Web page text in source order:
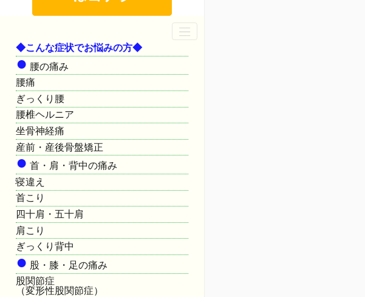
◆こんな症状でお悩みの方◆
● 腰の痛み
腰痛
ぎっくり腰
腰椎ヘルニア
坐骨神経痛
産前・産後骨盤矯正
● 首・肩・背中の痛み
寝違え
首こり
四十肩・五十肩
肩こり
ぎっくり背中
● 股・膝・足の痛み
股関節症
（変形性股関節症）